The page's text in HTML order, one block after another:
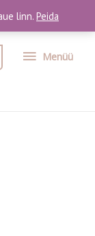
linn. Peida
Menüü